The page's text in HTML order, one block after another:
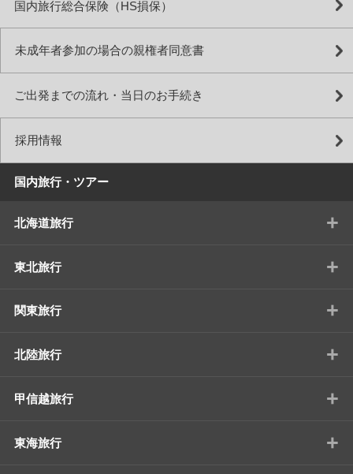
国内旅行総合保険（HS損保）
未成年者参加の場合の親権者同意書
ご出発までの流れ・当日のお手続き
採用情報
国内旅行・ツアー
北海道旅行 +
東北旅行 +
関東旅行 +
北陸旅行 +
甲信越旅行 +
東海旅行 +